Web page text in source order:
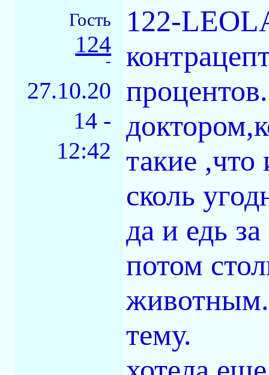
Гость
124
-
27.10.20
14 -
12:42
122-
такие
сколь
да и едь
потом
животным.
тему.